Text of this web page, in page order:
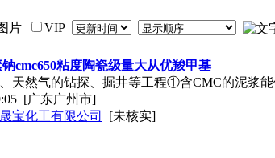
片 VIP
cmc650粘度陶瓷级量大从优羧甲基
天然气的钻探、掘井等工程①含CMC的泥浆
[广东广州市]
宝化工有限公司
[未核实]